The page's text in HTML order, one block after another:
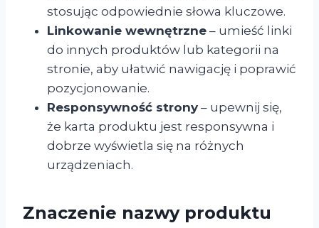
stosując odpowiednie słowa kluczowe.
Linkowanie wewnętrzne – umieść linki
do innych produktów lub kategorii na
stronie, aby ułatwić nawigację i poprawić
pozycjonowanie.
Responsywność strony – upewnij się,
że karta produktu jest responsywna i
dobrze wyświetla się na różnych
urządzeniach.
Znaczenie nazwy produktu